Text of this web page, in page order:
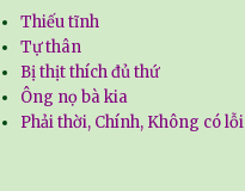
Thiếu tĩnh
Tự thân
Bị thịt thích đủ thứ
Ông nọ bà kia
Phải thời, Chính, Không có lỗi